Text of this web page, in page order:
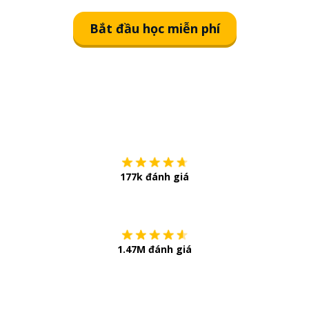
Bắt đầu học miễn phí
177k đánh giá
1.47M đánh giá